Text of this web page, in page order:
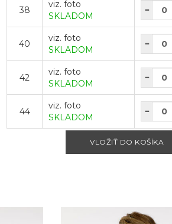
38
viz. foto
SKLADOM
40
viz. foto
SKLADOM
42
viz. foto
SKLADOM
44
viz. foto
SKLADOM